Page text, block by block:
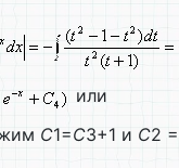
или
С1=С3+1 и С2 =